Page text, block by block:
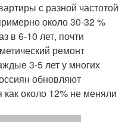
с разной частотой
около 30-32 %
в 6-10 лет, почти
ремонт
3-5 лет у многих
обновляют
около 12% не меняли